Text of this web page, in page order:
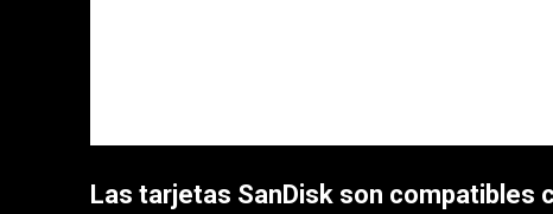
Las tarjetas SanDisk son compatibles